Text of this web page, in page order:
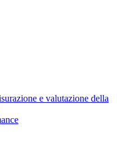
e valutazione della